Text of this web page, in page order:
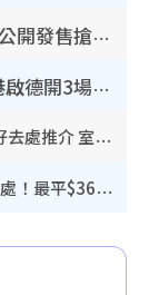
人夫集團｜Klook套票/優先訂票/公開發售搶飛攻略！附票價.購票連結.場地座位表
BIGBANG演唱會2026｜11月香港啟德開3場！實名制VIP申請、優先購票攻略
香港室內好去處｜逾35大歎冷氣室內好去處推介 室內活動免費避雨無懼落雨
唱K推介2026︱全港13大卡啦OK好去處！最平$36起 日文K都有！(附地址+收費詳情)